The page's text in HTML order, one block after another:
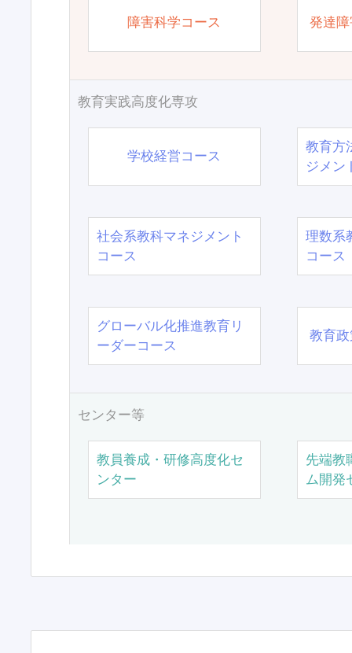
障害科学コース 発達
教育実践高度化専攻
学校経営コース
教育方
ジメン
社会系教科マネジメント
コース
理数系
コース
グローバル化推進教育リ
ーダーコース
教育
センター等
教員養成・研修高度化セ
ンター
先端教
ム開発